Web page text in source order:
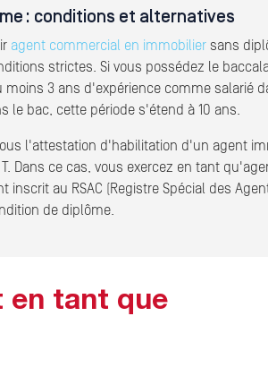
: conditions et alternatives
agent commercial en immobilier sans
strictes. Si vous possédez le
moins 3 ans d'expérience comme salarié
le bac, cette période s'étend à 10 ans.
l'attestation d'habilitation d'un agent
Dans ce cas, vous exercez en tant
inscrit au RSAC (Registre Spécial des
de diplôme.
en tant que